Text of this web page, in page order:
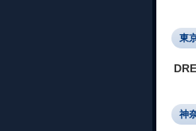
東
神